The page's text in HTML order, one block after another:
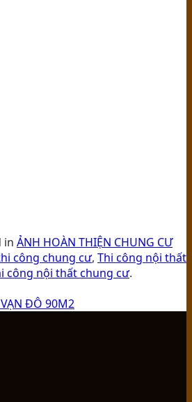
in ẢNH HOÀN THIỆN CHUNG CƯ
công chung cư, Thi công nội thất
công nội thất chung cư.
ĐÔ 90M2